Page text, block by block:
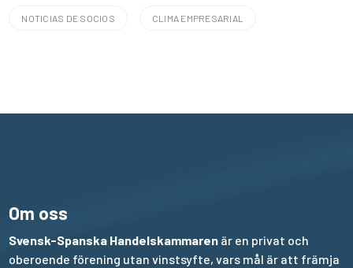
NOTICIAS DE SOCIOS CLIMA EMPRESARIAL
Om oss
Svensk-Spanska Handelskammaren är en privat och
oberoende förening utan vinstsyfte, vars mål är att främja